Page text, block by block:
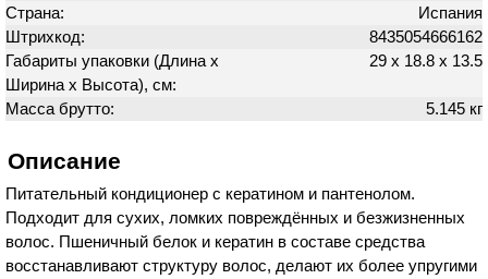
Страна:
Испания
Штрихкод:
8435054666162
Габариты упаковки (Длина х
Ширина х Высота), см:
29 х 18.8 х 13.5
Масса брутто: 5.145 кг
Описание
Питательный кондиционер с кератином и пантенолом.
Подходит для сухих, ломких повреждённых и безжизненных
волос. Пшеничный белок и кератин в составе средства
восстанавливают структуру волос, делают их более упругими